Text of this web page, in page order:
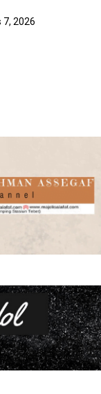
2026